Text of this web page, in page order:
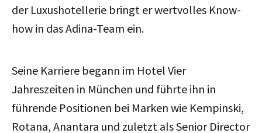
der Luxushotellerie bringt er wertvolles Know-
how in das Adina-Team ein.
Seine Karriere begann im Hotel Vier
Jahreszeiten in München und führte ihn in
führende Positionen bei Marken wie Kempinski,
Rotana, Anantara und zuletzt als Senior Director